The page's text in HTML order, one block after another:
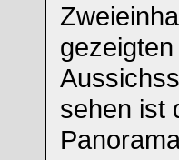
sehen ist